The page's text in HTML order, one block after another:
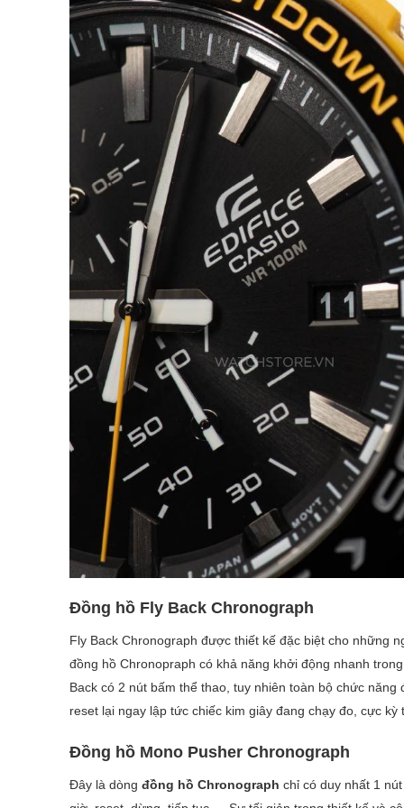
Đồng hồ Fly Back Chronograph
Fly Back Chronograph được thiết kế đặc biệt cho những
đồng hồ Chronopraph có khả năng khởi động nhanh
Back có 2 nút bấm thể thao, tuy nhiên toàn bộ chức
reset lại ngay lập tức chiếc kim giây đang chạy đo, cực
Đồng hồ Mono Pusher Chronograph
Đây là dòng đồng hồ Chronograph chỉ có duy nhất 1